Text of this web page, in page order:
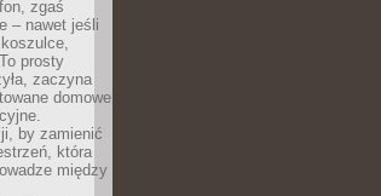
zgaś
– nawet jeśli
prosty
zaczyna
domowe
by zamienić
która
między